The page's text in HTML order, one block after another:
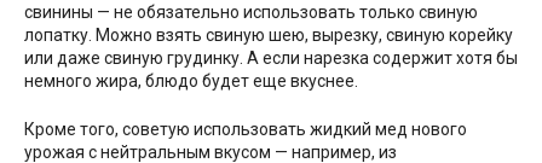
свинины — не обязательно использовать только свиную
лопатку. Можно взять свиную шею, вырезку, свиную корейку
или даже свиную грудинку. А если нарезка содержит хотя бы
немного жира, блюдо будет еще вкуснее.
Кроме того, советую использовать жидкий мед нового
урожая с нейтральным вкусом — например, из